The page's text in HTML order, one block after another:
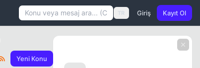
TR Giriş Kayıt Ol
Yeni Konu